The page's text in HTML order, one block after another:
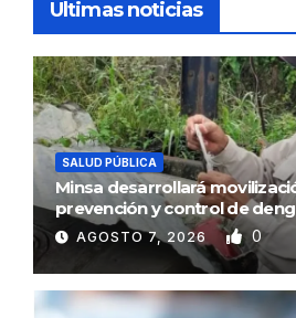
Ultimas noticias
SALUD PÚBLICA
Minsa desarrollará
prevención y control de
AGOSTO 7, 2026 0